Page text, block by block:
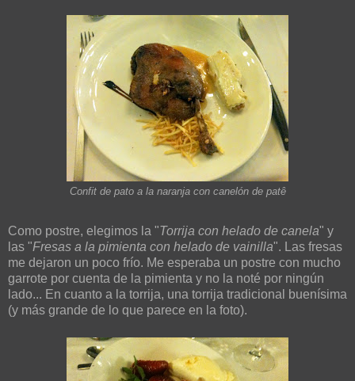
Confit de pato a la naranja con canelón de patê
Como postre, elegimos la "Torrija con helado de canela" y
las "Fresas a la pimienta con helado de vainilla". Las fresas
me dejaron un poco frío. Me esperaba un postre con mucho
garrote por cuenta de la pimienta y no la noté por ningún
lado... En cuanto a la torrija, una torrija tradicional buenísima
(y más grande de lo que parece en la foto).